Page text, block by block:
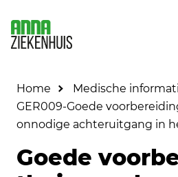
Home
Medische
GER009-Goede
onnodige achteruitgang in
Goede